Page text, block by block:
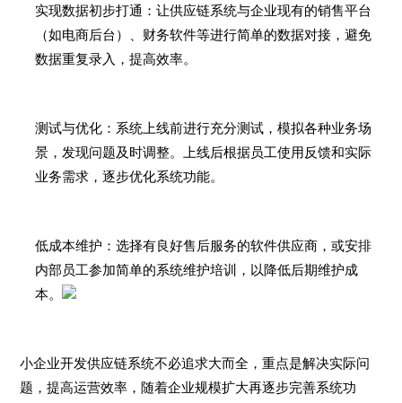
实现数据初步打通：让供应链系统与企业现有的销售平台
（如电商后台）、财务软件等进行简单的数据对接，避免
数据重复录入，提高效率。
测试与优化：系统上线前进行充分测试，模拟各种业务场
景，发现问题及时调整。上线后根据员工使用反馈和实际
业务需求，逐步优化系统功能。
低成本维护：选择有良好售后服务的软件供应商，或安排
内部员工参加简单的系统维护培训，以降低后期维护成
本。
小企业开发供应链系统不必追求大而全，重点是解决实际问
题，提高运营效率，随着企业规模扩大再逐步完善系统功